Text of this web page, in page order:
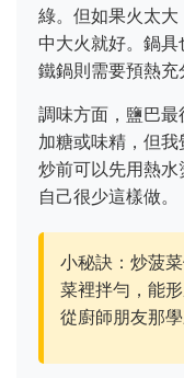
綠。但如果火太
中大火就好。鍋具
鐵鍋則需要預熱充
調味方面，鹽巴
加糖或味精，但我
炒前可以先用熱
自己很少這樣做。
小秘訣：炒菠
菜裡拌勻，能
從廚師朋友那